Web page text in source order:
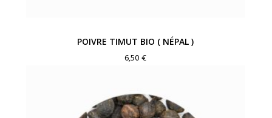
POIVRE TIMUT BIO ( NÉPAL )
6,50€